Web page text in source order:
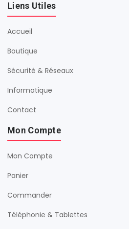
Liens Utiles
Accueil
Boutique
Sécurité & Réseaux
Informatique
Contact
Mon Compte
Mon Compte
Panier
Commander
Téléphonie & Tablettes